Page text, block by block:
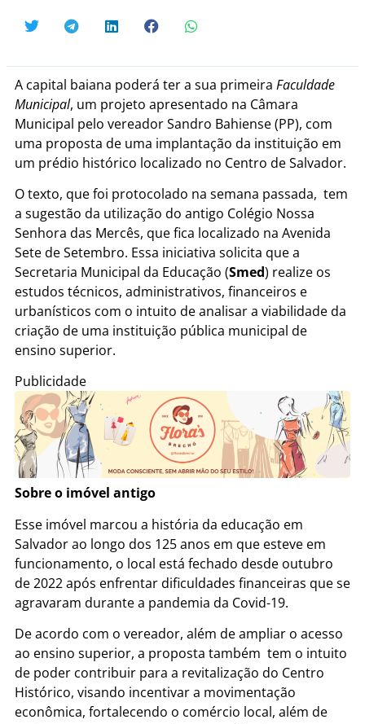
A capital baiana poderá ter a sua primeira Faculdade
Municipal, um projeto apresentado na Câmara
Municipal pelo vereador Sandro Bahiense (PP), com
uma proposta de uma implantação da instituição em
um prédio histórico localizado no Centro de Salvador.
O texto, que foi protocolado na semana passada, tem
a sugestão da utilização do antigo Colégio Nossa
Senhora das Mercês, que fica localizado na Avenida
Sete de Setembro. Essa iniciativa solicita que a
Secretaria Municipal da Educação (Smed) realize os
estudos técnicos, administrativos, financeiros e
urbanísticos com o intuito de analisar a viabilidade da
criação de uma instituição pública municipal de
ensino superior.
Publicidade
Sobre o imóvel antigo
Esse imóvel marcou a história da educação em
Salvador ao longo dos 125 anos em que esteve em
funcionamento, o local está fechado desde outubro
de 2022 após enfrentar dificuldades financeiras que se
agravaram durante a pandemia da Covid-19.
De acordo com o vereador, além de ampliar o acesso
ao ensino superior, a proposta também tem o intuito
de poder contribuir para a revitalização do Centro
Histórico, visando incentivar a movimentação
econômica, fortalecendo o comércio local, além de